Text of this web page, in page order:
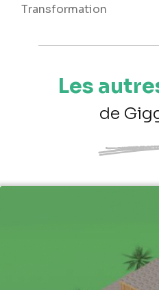
Transformation
Les
de